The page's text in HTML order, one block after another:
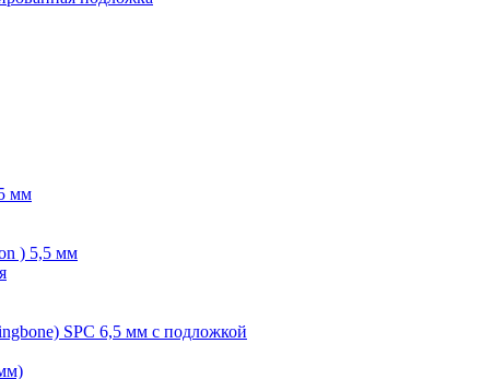
мм
) 5,5 мм
SPC 6,5 мм с подложкой